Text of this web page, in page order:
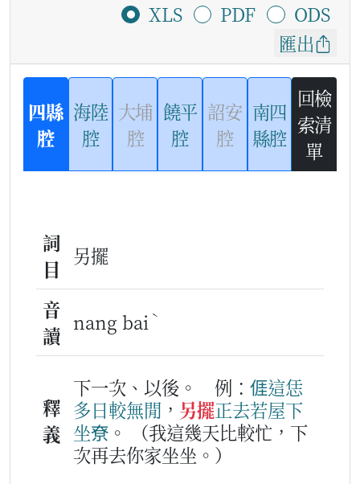
XLS
PDF
ODS
匯出
四縣
腔
海陸
腔
大埔
腔
饒平
腔
詔安
腔
南四
縣腔
回檢
索清
單
詞
目
另擺
音
讀
nang bai ˋ
釋
義
下一次、以後。 例： 𠊎這恁
多日較無閒 ， 另擺正去若屋下
坐尞 。
（我這幾天比較忙，下
次再去你家坐坐。）